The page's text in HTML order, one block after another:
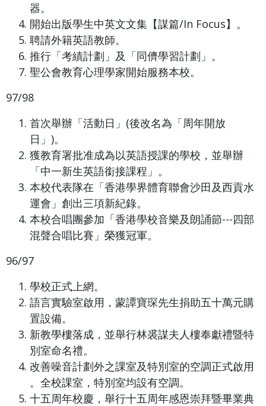
器。
開始出版學生中英文文集【謀篇/In Focus】。
聘請外籍英語教師。
推行「考績計劃」及「同儕學習計劃」。
聖公會教育心理學家開始服務本校。
97/98
首次舉辦「活動日」(後改名為「周年開放
日」)。
獲教育署批准成為以英語授課的學校，並舉辦
「中一新生英語銜接課程」。
本校代表隊在「香港學界體育聯會沙田及西貢水
運會」創出三項新紀錄。
本校合唱團參加「香港學校音樂及朗誦節---四部
混聲合唱比賽」榮獲冠軍。
96/97
學校正式上網。
語言實驗室啟用，蒙譚寶琛先生捐助五十萬元購
置設備。
新教學樓落成，並舉行林裘謀夫人樓奉獻禮暨特
別室命名禮。
改善噪音計劃外之課室及特別室的空調正式啟用
。全校課室，特別室均設有空調。
十五周年校慶，舉行十五周年感恩崇拜暨畢業典